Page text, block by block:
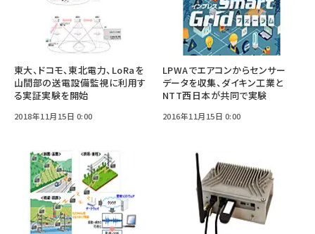
東大、ドコモ、東北電力、LoRaを
山間部の送電設備監視に利用す
る実証実験を開始
2018年11月15日 0:00
LPWAでエアコンからセンサー
データを収集、ダイキン工業と
NTT西日本が共同で実験
2016年11月15日 0:00